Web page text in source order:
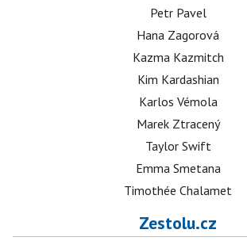
Petr Pavel
Hana Zagorová
Kazma Kazmitch
Kim Kardashian
Karlos Vémola
Marek Ztracený
Taylor Swift
Emma Smetana
Timothée Chalamet
Zestolu.cz